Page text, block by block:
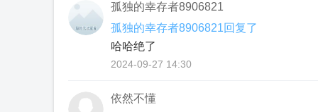
孤独的幸存者8906821
孤独的幸存者8906821回复了
哈哈绝了
2024-09-27 14:30
依然不懂